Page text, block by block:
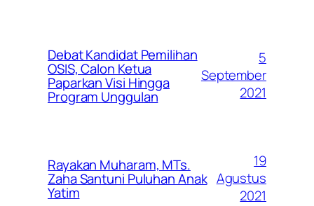
Debat Kandidat Pemilihan
OSIS, Calon Ketua
Paparkan Visi Hingga
Program Unggulan
5
September
2021
Rayakan Muharam, MTs.
Zaha Santuni Puluhan Anak
Yatim
19
Agustus
2021